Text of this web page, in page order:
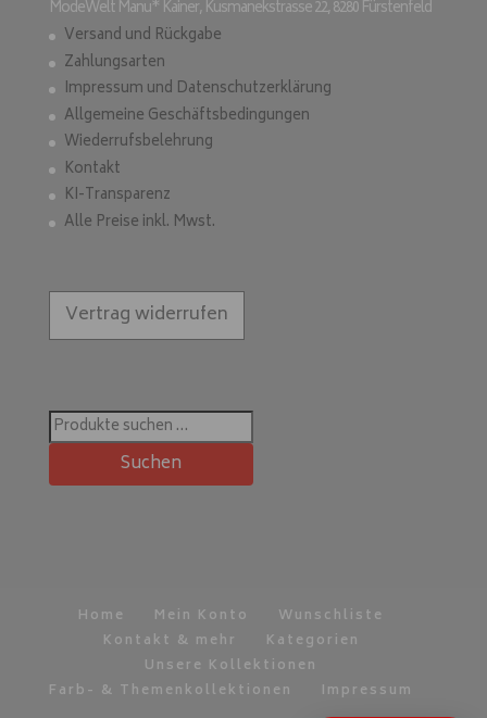
ModeWelt Manu* Kainer, Kusmanekstrasse 22, 8280 Fürstenfeld
Versand und Rückgabe
Zahlungsarten
Impressum und Datenschutzerklärung
Allgemeine Geschäftsbedingungen
Wiederrufsbelehrung
Kontakt
KI-Transparenz
Alle Preise inkl. Mwst.
Vertrag widerrufen
Suchen
nach:
Suchen
Home Mein Konto
Wunschliste
Kontakt & mehr
Kategorien
Unsere Kollektionen
Farb- & Themenkollektionen
Impressum